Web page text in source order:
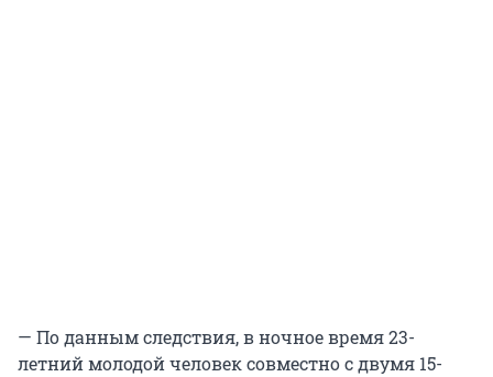
— По данным следствия, в ночное время 23-
летний молодой человек совместно с двумя 15-